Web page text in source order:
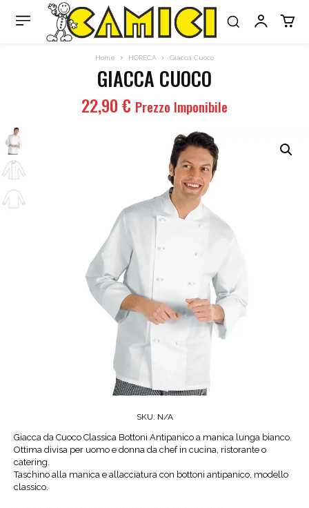
Home HORECA Giacca Cuoco
GIACCA CUOCO
22,90€ Prezzo Imponibile
SKU: N/A
Giacca da Cuoco Classica Bottoni Antipanico a manica lunga bianco.
Ottima divisa per uomo e donna da chef in cucina, ristorante o
catering.
Taschino alla manica e allacciatura con bottoni antipanico, modello
classico.